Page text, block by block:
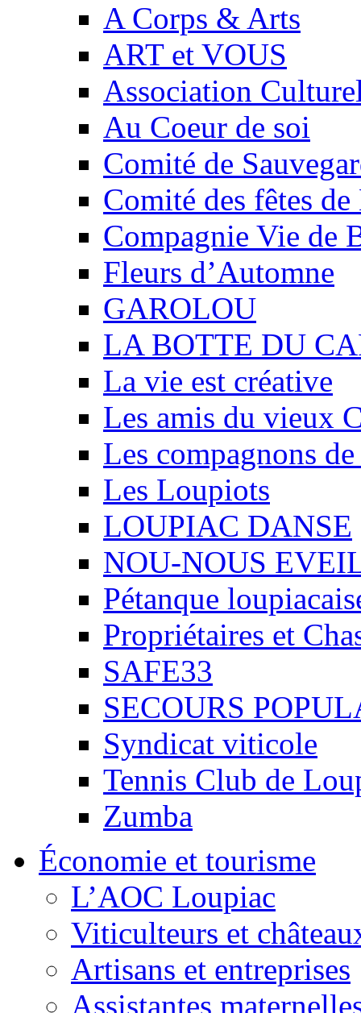
A Corps & Arts
ART et VOUS
Association
Au Coeur de soi
Comité de
Comité des fêtes
Compagnie Vie de
Fleurs d’Automne
GAROLOU
LA BOTTE DU
La vie est créative
Les amis du vieux
Les compagnons
Les Loupiots
LOUPIAC DANSE
NOU-NOUS
Pétanque
Propriétaires et
SAFE33
SECOURS
Syndicat viticole
Tennis Club de
Zumba
Économie et tourisme
L’AOC Loupiac
Viticulteurs et
Artisans et entreprises
Assistantes